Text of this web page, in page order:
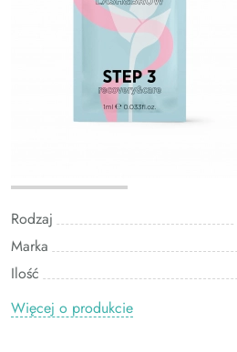
Rodzaj
Marka
Ilość
Więcej o produkcie